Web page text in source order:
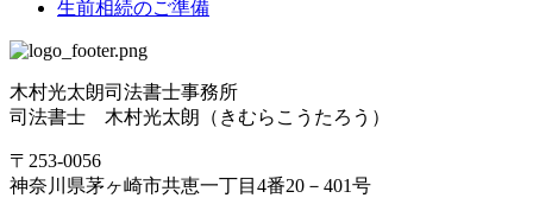
生前相続のご準備
木村光太朗司法書士事務所
司法書士 木村光太朗（きむらこうたろう）
〒253-0056
神奈川県茅ヶ崎市共恵一丁目4番20－401号